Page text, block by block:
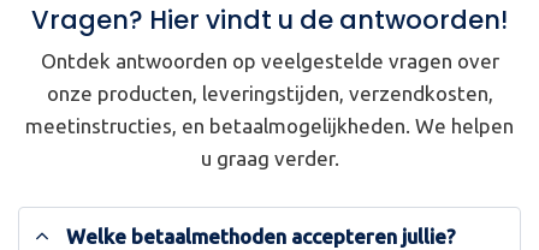
Vragen? Hier vindt u de antwoorden!
Ontdek antwoorden op veelgestelde vragen over
onze producten, leveringstijden, verzendkosten,
meetinstructies, en betaalmogelijkheden. We helpen
u graag verder.
Welke betaalmethoden accepteren jullie?